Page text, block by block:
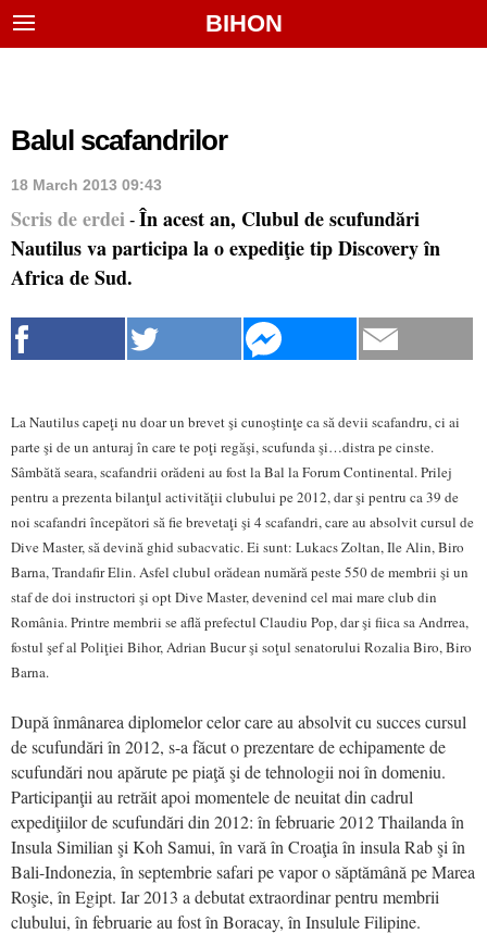
BIHON
Balul scafandrilor
18 March 2013 09:43
Scris de erdei - În acest an, Clubul de scufundări
Nautilus va participa la o expediţie tip Discovery în
Africa de Sud.
La Nautilus capeţi nu doar un brevet şi cunoştinţe ca să devii scafandru, ci ai
parte şi de un anturaj în care te poţi regăşi, scufunda şi…distra pe cinste.
Sâmbătă seara, scafandrii orădeni au fost la Bal la Forum Continental. Prilej
pentru a prezenta bilanţul activităţii clubului pe 2012, dar şi pentru ca 39 de
noi scafandri începători să fie brevetaţi şi 4 scafandri, care au absolvit cursul de
Dive Master, să devină ghid subacvatic. Ei sunt: Lukacs Zoltan, Ile Alin, Biro
Barna, Trandafir Elin. Asfel clubul orădean numără peste 550 de membrii şi un
staf de doi instructori şi opt Dive Master, devenind cel mai mare club din
România. Printre membrii se află prefectul Claudiu Pop, dar şi fiica sa Andrrea,
fostul şef al Poliţiei Bihor, Adrian Bucur şi soţul senatorului Rozalia Biro, Biro
Barna.
După înmânarea diplomelor celor care au absolvit cu succes cursul
de scufundări în 2012, s-a făcut o prezentare de echipamente de
scufundări nou apărute pe piaţă şi de tehnologii noi în domeniu.
Participanţii au retrăit apoi momentele de neuitat din cadrul
expediţiilor de scufundări din 2012: în februarie 2012 Thailanda în
Insula Similian şi Koh Samui, în vară în Croaţia în insula Rab şi în
Bali-Indonezia, în septembrie safari pe vapor o săptămână pe Marea
Roşie, în Egipt. Iar 2013 a debutat extraordinar pentru membrii
clubului, în februarie au fost în Boracay, în Insulule Filipine.